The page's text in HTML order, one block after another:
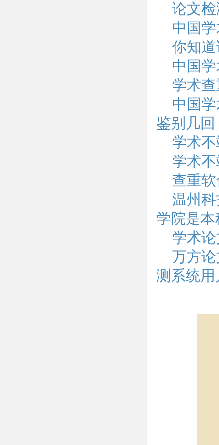
论文
中国
你知
中国
学术
中国
鉴别几回
学术
学术
查重
温州
学院是
学术
万方
测系统